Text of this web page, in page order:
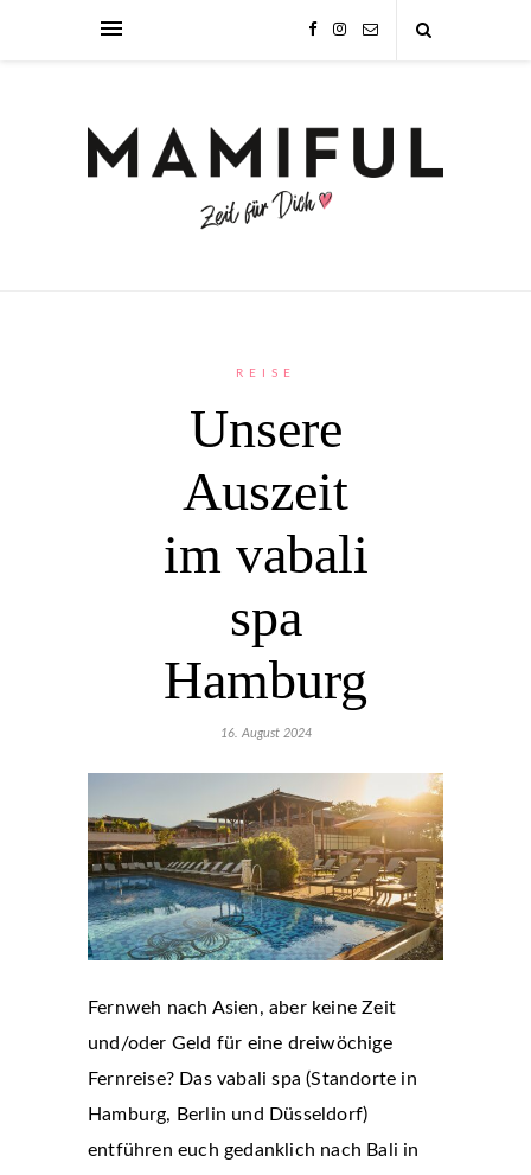
REISE
Unsere
Auszeit
im vabali
spa
Hamburg
16. August 2024
Fernweh nach Asien, aber keine Zeit
und/oder Geld für eine dreiwöchige
Fernreise? Das vabali spa (Standorte in
Hamburg, Berlin und Düsseldorf)
entführen euch gedanklich nach Bali in